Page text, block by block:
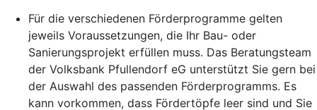
Für die verschiedenen Förderprogramme gelten
jeweils Voraussetzungen, die Ihr Bau- oder
Sanierungsprojekt erfüllen muss. Das Beratungsteam
der Volksbank Pfullendorf eG unterstützt Sie gern bei
der Auswahl des passenden Förderprogramms. Es
kann vorkommen, dass Fördertöpfe leer sind und Sie